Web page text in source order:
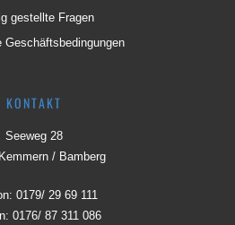
gestellte Fragen
Geschäftsbedingungen
KONTAKT
Seeweg 28
/ Bamberg
0179/ 29 69 111
0176/ 87 311 086